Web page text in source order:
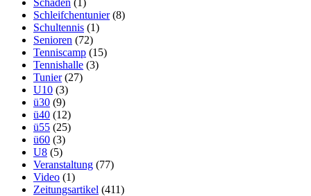
Schleifchentunier(8)
Schultennis (1)
Senioren (72)
Tenniscamp (15)
Tennishalle (3)
Tunier(27)
U10 (3)
ü30 (9)
ü40 (12)
ü55 (25)
ü60 (3)
U8 (5)
Veranstaltung (77)
Video (1)
Zeitungsartikel (411)